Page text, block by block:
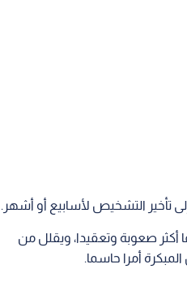
تأخير التشخيص لأسابيع أو أشهر.
أكثر صعوبة وتعقيدا، ويقلل من
أمرا حاسما.